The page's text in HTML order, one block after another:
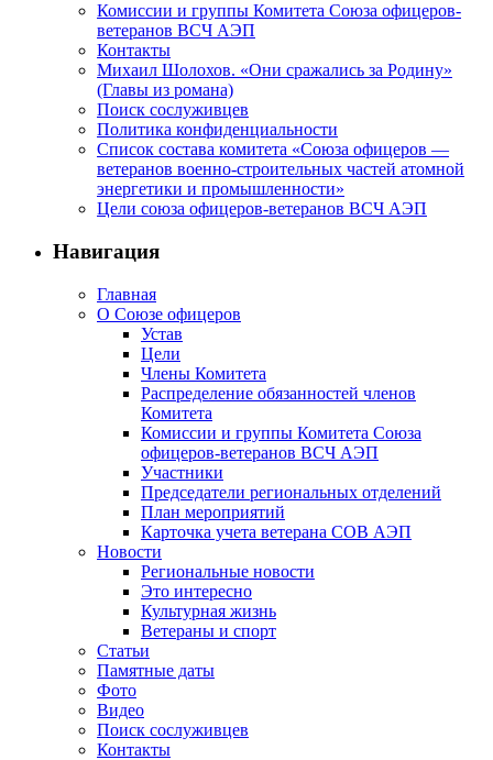
Комиссии и группы Комитета Союза офицеров-
ветеранов ВСЧ АЭП
Контакты
Михаил Шолохов. «Они сражались за Родину»
(Главы из романа)
Поиск сослуживцев
Политика конфиденциальности
Список состава комитета «Союза офицеров —
ветеранов военно-строительных частей атомной
энергетики и промышленности»
Цели союза офицеров-ветеранов ВСЧ АЭП
Навигация
Главная
О Союзе офицеров
Устав
Цели
Члены Комитета
Распределение обязанностей членов
Комитета
Комиссии и группы Комитета Союза
офицеров-ветеранов ВСЧ АЭП
Участники
Председатели региональных отделений
План мероприятий
Карточка учета ветерана CОВ АЭП
Новости
Региональные новости
Это интересно
Культурная жизнь
Ветераны и спорт
Статьи
Памятные даты
Фото
Видео
Поиск сослуживцев
Контакты